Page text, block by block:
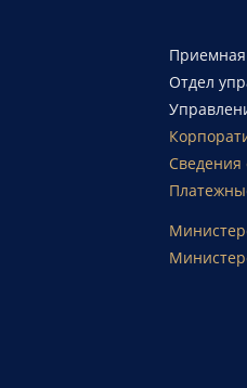
Приемная
Отдел
Сведения